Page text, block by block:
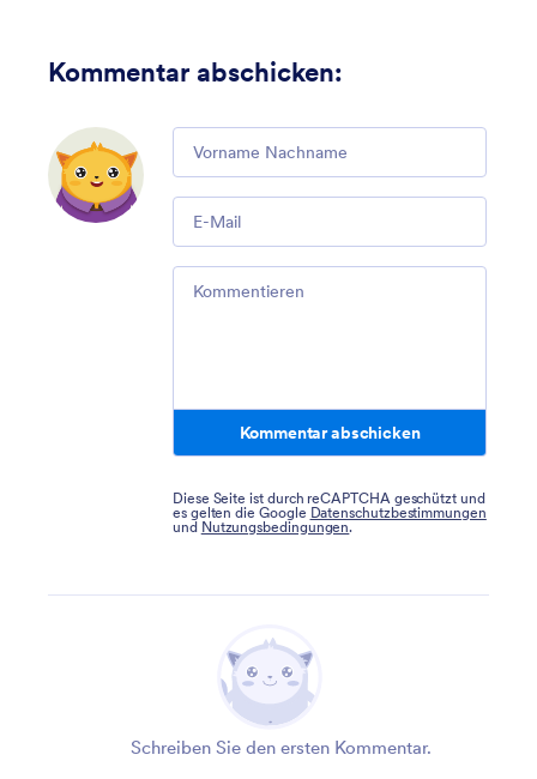
Kommentar abschicken:
Comment
Email
Comment
Kommentar abschicken
Diese Seite ist durch reCAPTCHA geschützt und
es gelten die Google Datenschutzbestimmungen
und Nutzungsbedingungen.
Schreiben Sie den ersten Kommentar.